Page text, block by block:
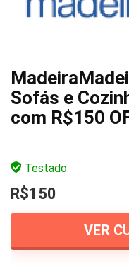
Sofás e
com R$150
Testado
R$150
VER